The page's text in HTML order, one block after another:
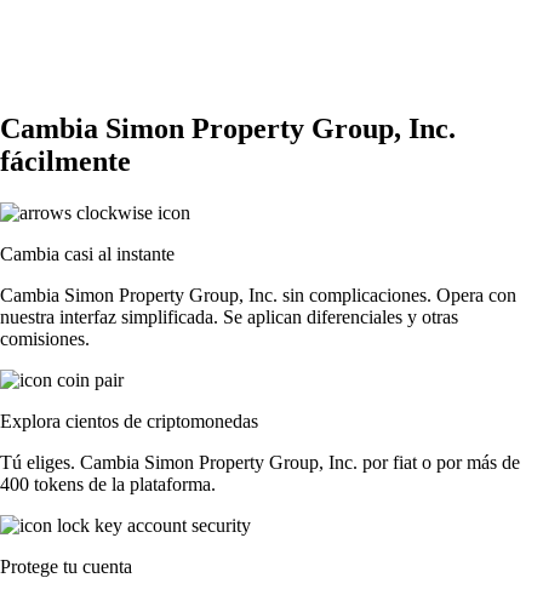
Cambia Simon Property Group, Inc.
fácilmente
Cambia casi al instante
Cambia Simon Property Group, Inc. sin complicaciones. Opera con
nuestra interfaz simplificada. Se aplican diferenciales y otras
comisiones.
Explora cientos de criptomonedas
Tú eliges. Cambia Simon Property Group, Inc. por fiat o por más de
400 tokens de la plataforma.
Protege tu cuenta